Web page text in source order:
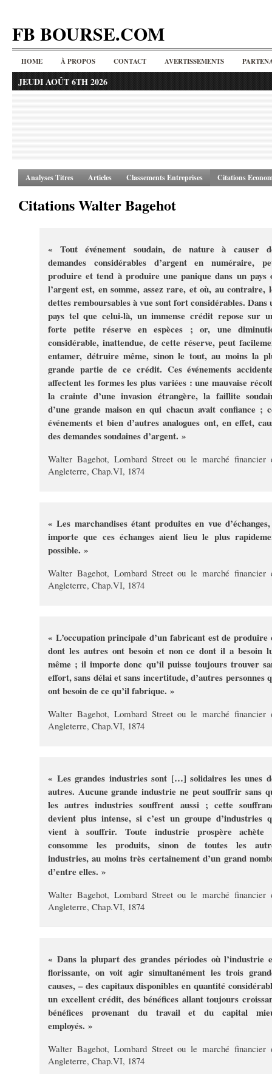
FB BOURSE.COM
HOME À PROPOS CONTACT AVERTISSEMENTS
JEUDI AOÛT 6TH 2026
Analyses Titres Articles Classements Entreprises Citations
Citations Walter Bagehot
« Tout événement soudain, de nature à causer
demandes considérables d’argent en numéraire,
produire et tend à produire une panique dans un pays
l’argent est, en somme, assez rare, et où, au contraire,
dettes remboursables à vue sont fort considérables. Dans
pays tel que celui-là, un immense crédit repose sur
forte petite réserve en espèces ; or, une
considérable, inattendue, de cette réserve, peut
entamer, détruire même, sinon le tout, au moins la
grande partie de ce crédit. Ces événements
affectent les formes les plus variées : une mauvaise
la crainte d’une invasion étrangère, la faillite
d’une grande maison en qui chacun avait confiance ;
événements et bien d’autres analogues ont, en effet,
des demandes soudaines d’argent. »
Walter Bagehot, Lombard Street ou le marché financier
Angleterre, Chap.VI, 1874
« Les marchandises étant produites en vue
importe que ces échanges aient lieu le plus
possible. »
Walter Bagehot, Lombard Street ou le marché financier
Angleterre, Chap.VI, 1874
« L’occupation principale d’un fabricant est de produire
dont les autres ont besoin et non ce dont il a besoin
même ; il importe donc qu’il puisse toujours trouver
effort, sans délai et sans incertitude, d’autres personnes
ont besoin de ce qu’il fabrique. »
Walter Bagehot, Lombard Street ou le marché financier
Angleterre, Chap.VI, 1874
« Les grandes industries sont […] solidaires les unes
autres. Aucune grande industrie ne peut souffrir sans
les autres industries souffrent aussi ; cette
devient plus intense, si c’est un groupe d’industries
vient à souffrir. Toute industrie prospère achète
consomme les produits, sinon de toutes les
industries, au moins très certainement d’un grand
d’entre elles. »
Walter Bagehot, Lombard Street ou le marché financier
Angleterre, Chap.VI, 1874
« Dans la plupart des grandes périodes où l’industrie
florissante, on voit agir simultanément les trois
causes, – des capitaux disponibles en quantité
un excellent crédit, des bénéfices allant toujours
bénéfices provenant du travail et du capital
employés. »
Walter Bagehot, Lombard Street ou le marché financier
Angleterre, Chap.VI, 1874